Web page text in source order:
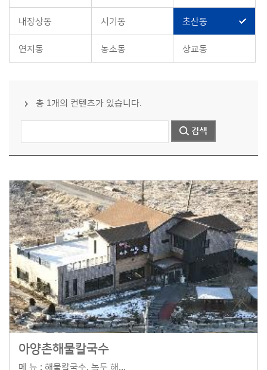
내장상동 시기동 초산동
연지동 농소동 상교동
총 1개의 컨텐츠가 있습니다.
아양촌해물칼국수
메 뉴 : 해물칼국수, 녹두 해...